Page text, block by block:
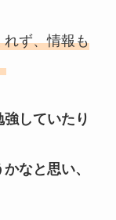
れず、情報も
していたり
なと思い、